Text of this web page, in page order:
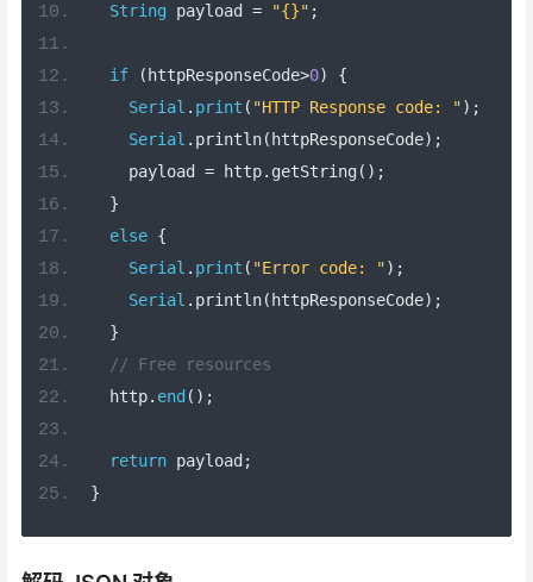
String payload = "{}" ;
if ( httpResponseCode>0)
{
Serial . print ( "HTTP Response code: ");
Serial . println( httpResponseCode);
    payload
= http. getString ();
}
else {
Serial . print ( "Error code: ");
Serial . println( httpResponseCode);
}
// Free resources
  http
. end ();
return payload ;
}